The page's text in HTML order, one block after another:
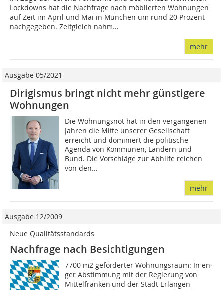
Lockdowns hat die Nachfrage nach möblierten Wohnungen
auf Zeit im April und Mai in München um rund 20 Prozent
nachgegeben. Zeitgleich nahm...
mehr
Ausgabe 05/2021
Dirigismus bringt nicht mehr günstigere
Wohnungen
Die Wohnungsnot hat in den vergangenen
Jahren die Mitte unserer Gesellschaft
erreicht und dominiert die politische
Agenda von Kommunen, Ländern und
Bund. Die Vorschläge zur Abhilfe reichen
von den...
mehr
Ausgabe 12/2009
Neue Qualitätsstandards
Nachfrage nach Besichtigungen
7700 m2 geförderter Wohnungsraum: In en­­
ger Abstimmung mit der Regierung von
Mittelfranken und der Stadt Erlangen